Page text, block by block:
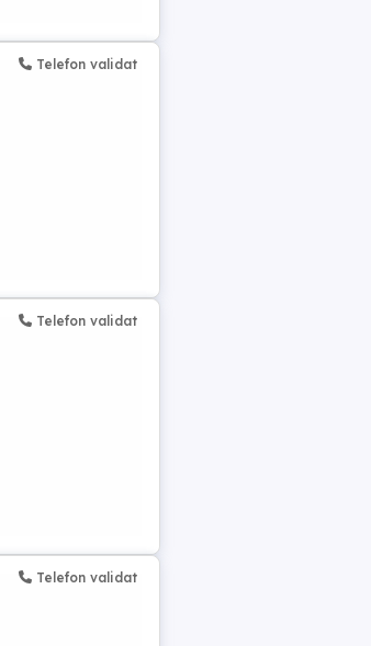
Telefon validat
Telefon validat
Telefon validat